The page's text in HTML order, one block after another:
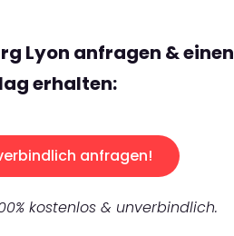
Lyon anfragen & einen
erhalten:
anfragen!
kostenlos & unverbindlich.